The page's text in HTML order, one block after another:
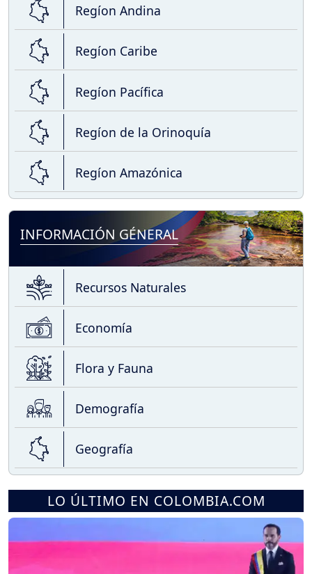
Regíon Andina
Regíon Caribe
Regíon Pacífica
Regíon de la Orinoquía
Regíon Amazónica
INFORMACIÓN GÉNERAL
Recursos Naturales
Economía
Flora y Fauna
Demografía
Geografía
LO ÚLTIMO EN COLOMBIA.COM